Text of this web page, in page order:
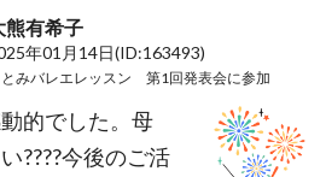
熊有希子
年01月14日(ID:163493)
とみバレエレッスン 第1回発表会に参加
的でした。母
????今後のご活